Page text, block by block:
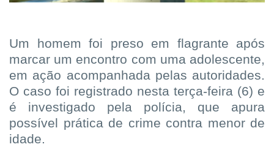
Um homem foi preso em flagrante após
marcar um encontro com uma adolescente,
em ação acompanhada pelas autoridades.
O caso foi registrado nesta terça-feira (6) e
é investigado pela polícia, que apura
possível prática de crime contra menor de
idade.